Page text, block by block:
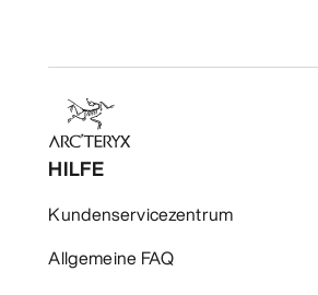
HILFE
Kundenservicezentrum
Allgemeine FAQ